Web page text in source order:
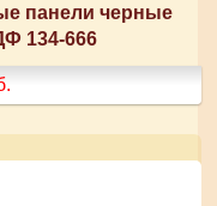
панели черные
134-666